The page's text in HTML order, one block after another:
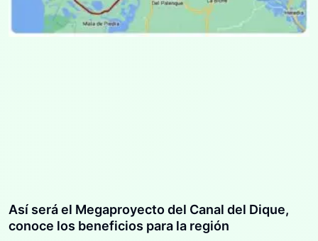
Así será el Megaproyecto del Canal del Dique,
conoce los beneficios para la región